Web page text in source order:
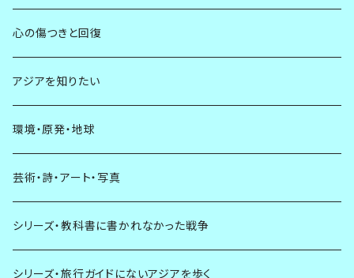
心の傷つきと回復
アジアを知りたい
環境・原発・地球
芸術・詩・アート・写真
シリーズ・教科書に書かれなかった戦争
シリーズ・旅行ガイドにないアジアを歩く